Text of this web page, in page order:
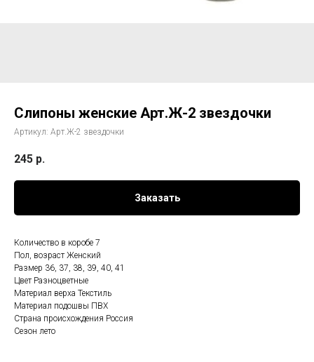
Слипоны женские Арт.Ж-2 звездочки
Артикул: Арт.Ж-2 звездочки
245 р.
Заказать
Количество в коробе 7
Пол, возраст Женский
Размер 36, 37, 38, 39, 40, 41
Цвет Разноцветные
Материал верха Текстиль
Материал подошвы ПВХ
Страна происхождения Россия
Сезон лето